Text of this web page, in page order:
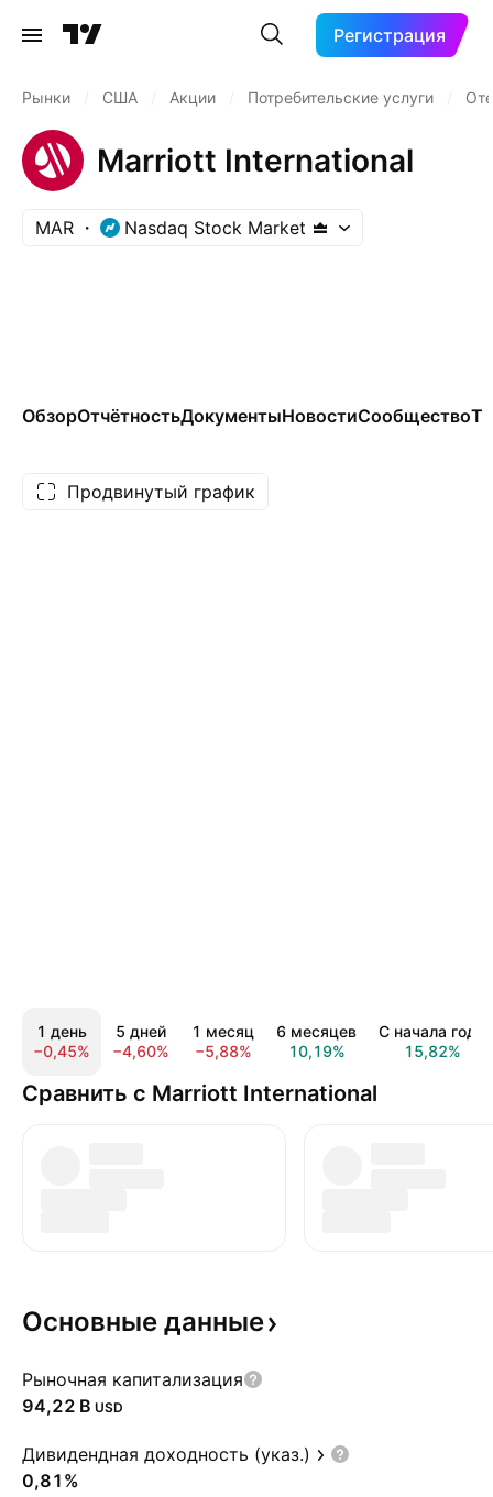
Регистрация
Рынки США Акции Потребительские услуги
Marriott International
MAR Nasdaq Stock Market
ОбзорОтчётностьДокументыНовостиСообщество
Продвинутый график
1 день
−0,45%
5 дней
−4,60%
1 месяц
−5,88%
6 месяцев
10,19%
С начала года
15,82%
Сравнить с Marriott International
Основные данные
Рыночная капитализация
‪94,22 B‬ USD
Дивидендная доходность (указ.)
0,81%